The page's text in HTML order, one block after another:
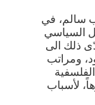
سالم، في
السياسي
ذلك الى
ومراتب
لأسباب